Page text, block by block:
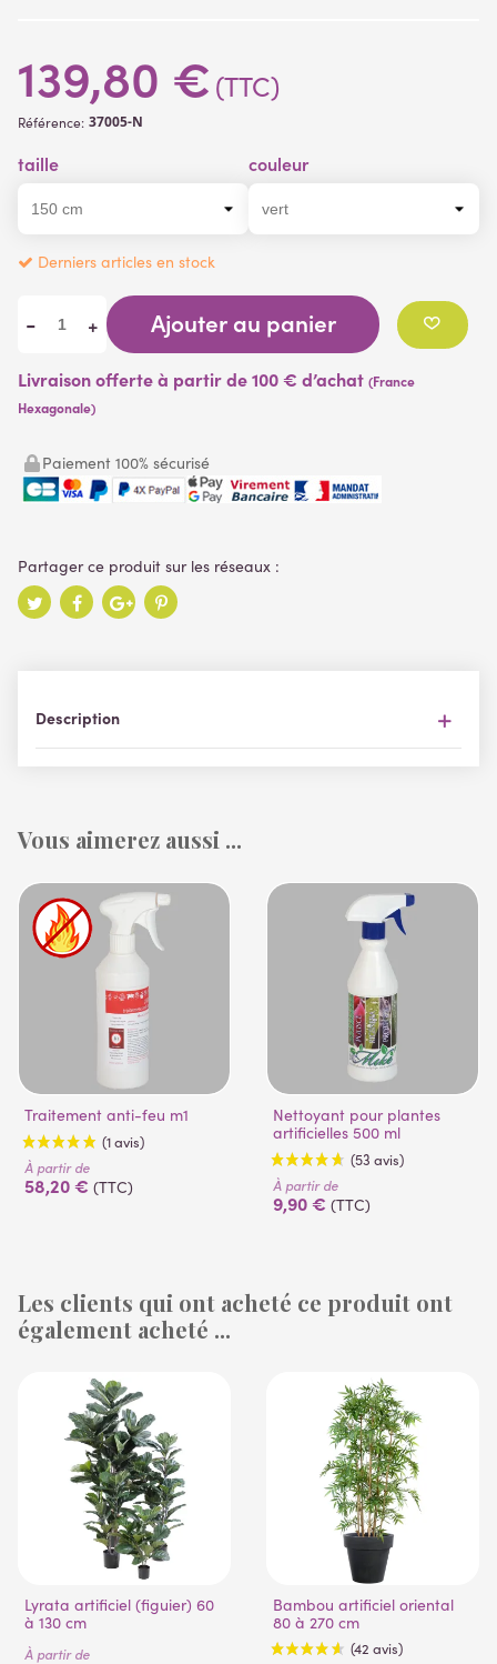
139,80 € (TTC)
Référence: 37005-N
taille couleur
Derniers articles en stock
- + Ajouter au panier
Livraison offerte à partir de 100 € d’achat (France
Hexagonale)
Paiement 100% sécurisé
Description
Vous aimerez aussi ...
Traitement anti-feu m1
À partir de
58,20 € (TTC)
Nettoyant pour plantes
artificielles 500 ml
À partir de
9,90 € (TTC)
Les clients qui ont acheté ce produit ont
également acheté ...
Lyrata artificiel (figuier) 60
à 130 cm
À partir de
Bambou artificiel oriental
80 à 270 cm